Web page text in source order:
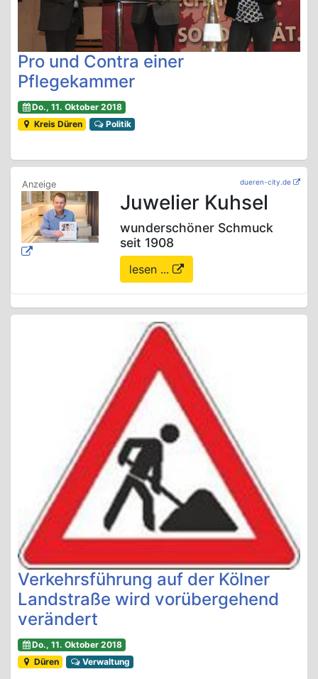
Pro und Contra einer
Pflegekammer
Do., 11. Oktober 2018
Kreis Düren
Politik
dueren-city.de
Juwelier Kuhsel
wunderschöner Schmuck
seit 1908
lesen ...
Verkehrsführung auf der Kölner
Landstraße wird vorübergehend
verändert
Do., 11. Oktober 2018
Düren
Verwaltung